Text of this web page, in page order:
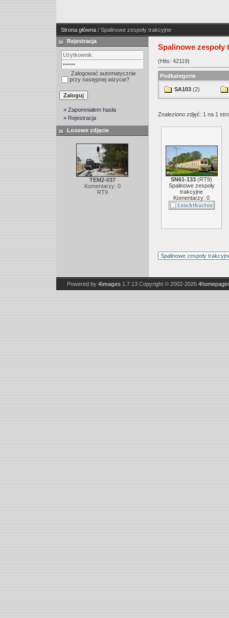
Strona główna / Spalinowe zespoły trakcyjne
Rejestracja
Zalogować automatycznie
przy następnej wizycie?
» Zapomniałem hasła
» Rejestracja
Losowe zdjęcie
TEM2-037
Komentarzy: 0
RT9
Spalinowe zespoły
(Hits: 42119)
Podkategorie
SA103 (2)
Znaleziono zdjęć: 1 na 1
SN61-133 (RT9)
Spalinowe zespoły
trakcyjne
Komentarzy: 0
Powered by 4images 1.7.13 Copyright © 2002-2026